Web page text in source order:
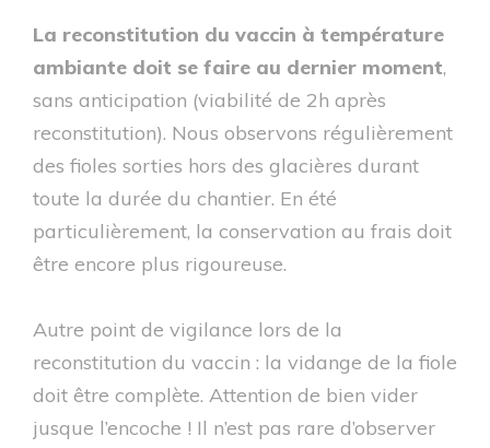
La reconstitution du vaccin à température
ambiante doit se faire au dernier moment,
sans anticipation (viabilité de 2h après
reconstitution). Nous observons régulièrement
des fioles sorties hors des glacières durant
toute la durée du chantier. En été
particulièrement, la conservation au frais doit
être encore plus rigoureuse.
Autre point de vigilance lors de la
reconstitution du vaccin : la vidange de la fiole
doit être complète. Attention de bien vider
jusque l’encoche ! Il n’est pas rare d’observer